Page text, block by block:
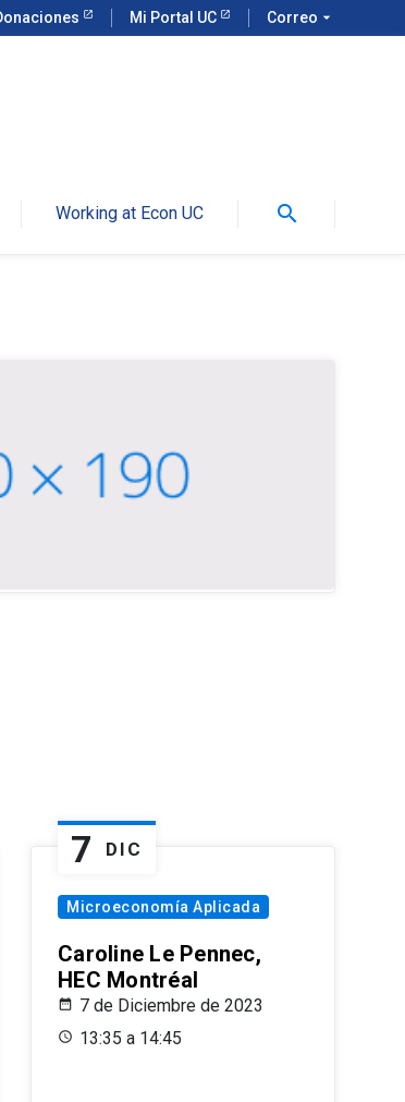
Mi Portal UC Correo arrow_drop_down
Working at Econ UC search
7 DIC
Microeconomía Aplicada
Caroline Le Pennec,
HEC Montréal
7 de Diciembre de 2023
13:35 a 14:45